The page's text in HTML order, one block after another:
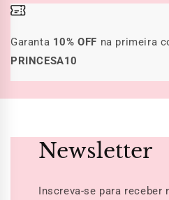
Garanta 10% OFF na primeira
PRINCESA10
Newsletter
Inscreva-se para receber